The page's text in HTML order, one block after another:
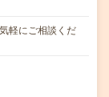
軽にご相談くだ